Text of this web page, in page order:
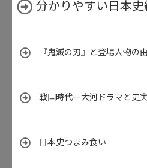
分かりやすい日本史
『鬼滅の刃』と登場人物の
戦国時代ー大河ドラマと史
日本史つまみ食い